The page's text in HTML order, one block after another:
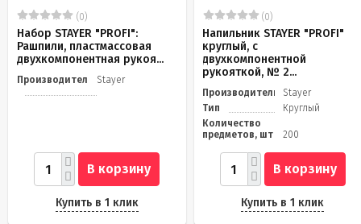
(0)
Набор STAYER "PROFI":
Рашпили, пластмассовая
двухкомпонентная рукоя...
Производитель Stayer
В корзину
Купить в 1 клик
(0)
Напильник STAYER "PROFI"
круглый, с
двухкомпонентной
рукояткой, № 2...
Производитель
Stayer
Тип
Круглый
Количество
предметов, шт
200
В корзину
Купить в 1 клик